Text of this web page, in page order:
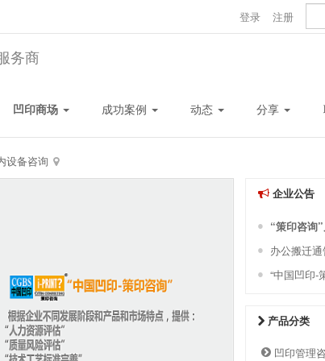
登录 注册
务商
凹印商场 成功案例 动态 分享
设备咨询
企业公告
“策印咨询
办公搬迁
“中国凹印-
产品分类
凹印管理